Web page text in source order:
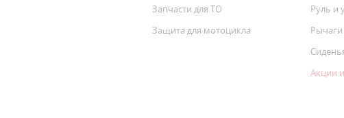
Запчасти для ТО
Защита для мотоцикла
Руль и
Акции